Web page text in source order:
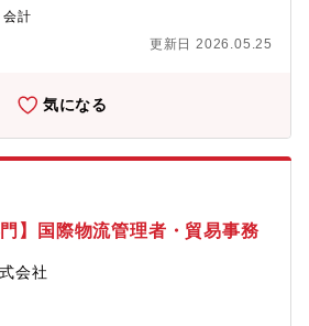
務改革の中心メンバーとして活躍可能・
に近い環境で、経営視点が身につく■ 業
社の月次・年次決算・連結視点での数値
異分析およびマネジメントへのレポーテ
・経理業務プロセスの標準化・効率化・
る業務自動化の企画・推進・データ活用
高度化＜マネジメント・連携＞・経理
業部・製造・システム部門との横断的
ど■ 求める人物像・経理としての専門性
DXに興味・経験がある方・仕組みづく
じる方・変化の速い環境で、主体的に
タやシステムを活用した経営支援に関心
れるもの経理×DXの市場価値の高いス
会計
更新日 2026.05.25
気になる
】国際物流管理者・貿易事務
会社